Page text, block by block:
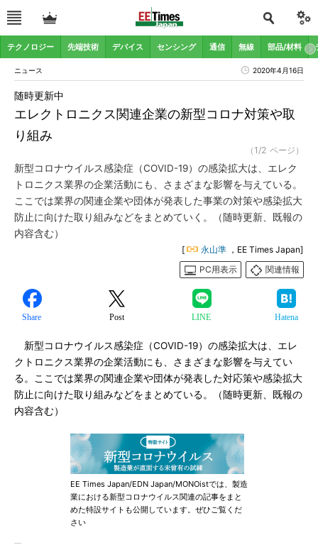
テクノロジー 先端技術 デバイス センシング 通信 無線 部品/材料
ニュース 2020年4月16日
エレクトロニクス関連企業の新型コロナ対策や取
り組み
随時更新中
（1/2 ページ）
新型コロナウイルス感染症（COVID-19）の感染拡大は、エレク
トロニクス業界の企業活動にも、さまざまな影響を与えている。
ここでは業界の関連企業や団体が発表した事業の対策や感染拡大
防止に向けた取り組みなどをまとめていく。（随時更新、既報の
内容含む）
[ 永山準 ，EE Times Japan]
PC用表示
関連情報
Share Post LINE Hatena
新型コロナウイルス感染症（COVID-19）の感染拡大は、エレ
クトロニクス業界の企業活動にも、さまざまな影響を与えてい
る。ここでは業界の関連企業や団体が発表した対応策や感染拡大
防止に向けた取り組みなどをまとめている。（随時更新、既報の
内容含む）
EE Times Japan/EDN Japan/MONOistでは、製造
業における新型コロナウイルス関連の記事をまと
めた特設サイトも公開しています。ぜひご覧くだ
さい